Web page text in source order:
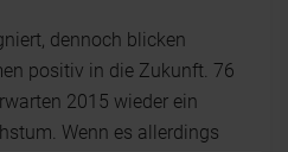
dennoch blicken
positiv in die Zukunft. 76
2015 wieder ein
Wenn es allerdings